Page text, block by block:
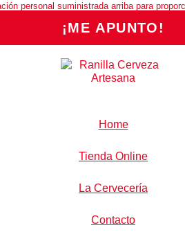
personal suministrada arriba para
¡ME APUNTO!
Home
Tienda Online
La Cervecería
Contacto